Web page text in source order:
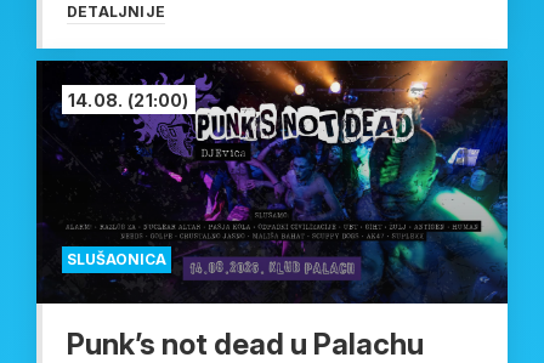
DETALJNIJE
SLUŠAONICA
14.08. (21:00)
Punk’s not dead u Palachu